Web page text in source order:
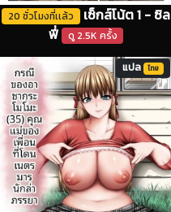
20 ชั่วโมงที่เเล้ว เซ็กส์โน้ต 1 - ซิล
ฟี่
ดู 2.5K ครั้ง
แปล ไทย